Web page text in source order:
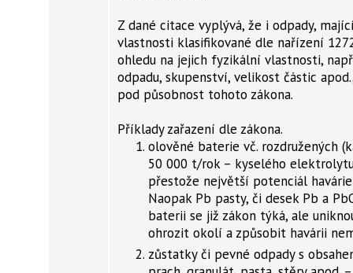
Z dané citace vyplývá, že i odpady,
vlastnosti klasifikované dle nařízení
ohledu na jejich fyzikální vlastnosti,
odpadu, skupenství, velikost částic
pod působnost tohoto zákona.
Příklady zařazení dle zákona.
olověné baterie vč. rozdružených
50 000 t/rok – kyselého
přestože největší potenciál
Naopak Pb pasty, či desek Pb a
baterii se již zákon týká, ale
ohrozit okolí a způsobit havárii
zůstatky či pevné odpady s